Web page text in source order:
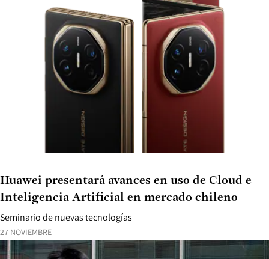
27 NOVIEMBRE
Seminario de nuevas tecnologías
Huawei presentará avances en uso de Cloud e
Inteligencia Artificial en mercado chileno